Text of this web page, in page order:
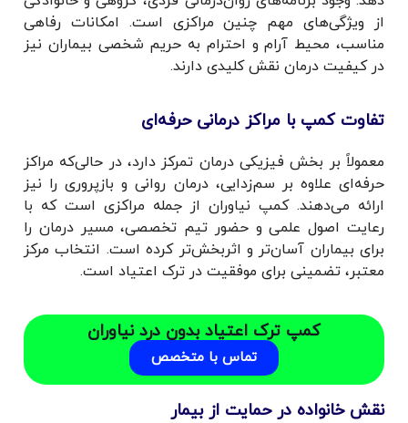
از ویژگی‌های مهم چنین مراکزی است. امکانات رفاهی
مناسب، محیط آرام و احترام به حریم شخصی بیماران نیز
در کیفیت درمان نقش کلیدی دارند.
تفاوت کمپ با مراکز درمانی حرفه‌ای
معمولاً بر بخش فیزیکی درمان تمرکز دارد، در حالی‌که مراکز
حرفه‌ای علاوه بر سم‌زدایی، درمان روانی و بازپروری را نیز
ارائه می‌دهند. کمپ نیاوران از جمله مراکزی است که با
رعایت اصول علمی و حضور تیم تخصصی، مسیر درمان را
برای بیماران آسان‌تر و اثربخش‌تر کرده است. انتخاب مرکز
معتبر، تضمینی برای موفقیت در ترک اعتیاد است.
کمپ ترک اعتیاد بدون درد نیاوران
تماس با متخصص
نقش خانواده در حمایت از بیمار